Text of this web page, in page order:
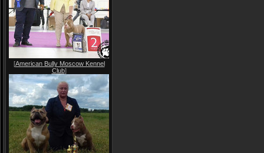
[American Bully Moscow Kennel
Club]